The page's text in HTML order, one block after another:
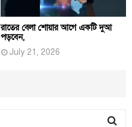
রাতের বেলা শোয়ার আগে একটি দুআ
পড়বেন,
July 21, 2026